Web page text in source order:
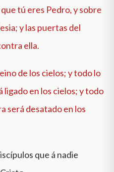
tú eres Pedro, y sobre
y las puertas del
ella.
de los cielos; y todo lo
ligado en los cielos; y todo
será desatado en los
que á nadie